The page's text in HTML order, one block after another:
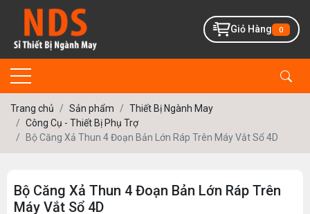
Giỏ Hàng 0
Trang chủ Sản phẩm
Thiết Bị Ngành May
Công Cụ - Thiết Bị Phụ Trợ
Bộ Căng Xả Thun 4 Đoạn Bản Lớn Ráp Trên Máy Vắt Sổ 4D
Bộ Căng Xả Thun 4 Đoạn Bản Lớn Ráp Trên
Máy Vắt Sổ 4D